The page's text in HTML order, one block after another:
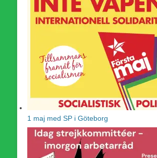
1 maj med SP i Göteborg